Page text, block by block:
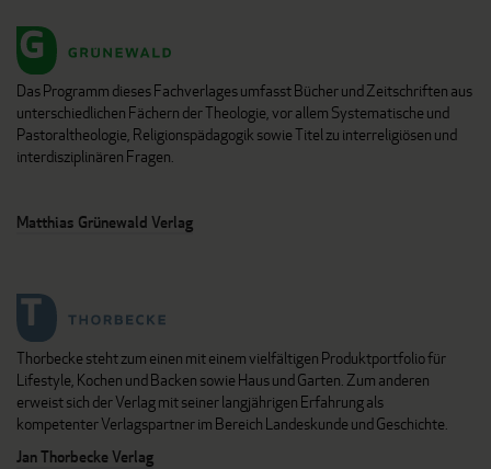
Das Programm dieses Fachverlages umfasst Bücher und Zeitschriften aus
unterschiedlichen Fächern der Theologie, vor allem Systematische und
Pastoraltheologie, Religionspädagogik sowie Titel zu interreligiösen und
interdisziplinären Fragen.
Matthias Grünewald Verlag
Thorbecke steht zum einen mit einem vielfältigen Produktportfolio für
Lifestyle, Kochen und Backen sowie Haus und Garten. Zum anderen
erweist sich der Verlag mit seiner langjährigen Erfahrung als
kompetenter Verlagspartner im Bereich Landeskunde und Geschichte.
Jan Thorbecke Verlag